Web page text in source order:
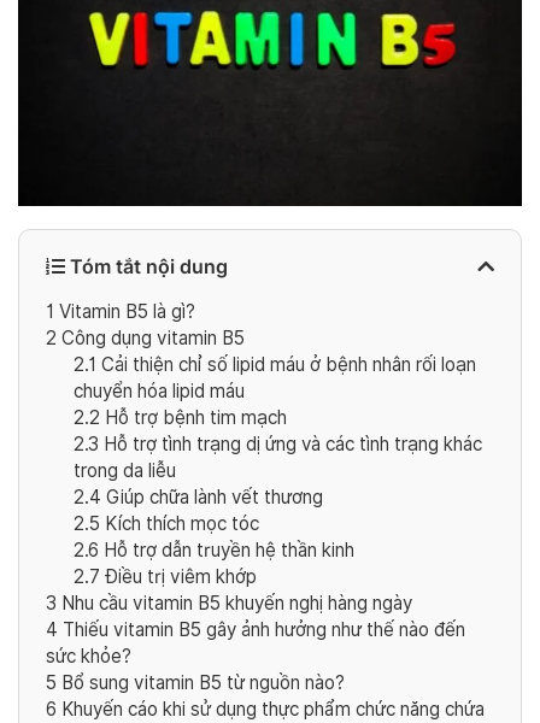
Tóm tắt nội dung
1 Vitamin B5 là gì?
2 Công dụng vitamin B5
2.1 Cải thiện chỉ số lipid máu ở bệnh nhân rối loạn
chuyển hóa lipid máu
2.2 Hỗ trợ bệnh tim mạch
2.3 Hỗ trợ tình trạng dị ứng và các tình trạng khác
trong da liễu
2.4 Giúp chữa lành vết thương
2.5 Kích thích mọc tóc
2.6 Hỗ trợ dẫn truyền hệ thần kinh
2.7 Điều trị viêm khớp
3 Nhu cầu vitamin B5 khuyến nghị hàng ngày
4 Thiếu vitamin B5 gây ảnh hưởng như thế nào đến
sức khỏe?
5 Bổ sung vitamin B5 từ nguồn nào?
6 Khuyến cáo khi sử dụng thực phẩm chức năng chứa